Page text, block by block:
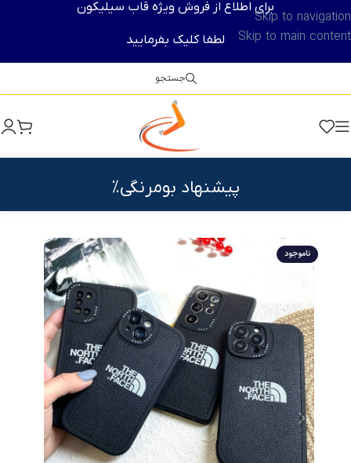
Skip to navigation
Skip to main content
برای اطلاع از فروش ویژه قاب سیلیکون
لطفا کلیک بفرمایید
جستجو
پیشنهاد بومرنگی%
ناموجود